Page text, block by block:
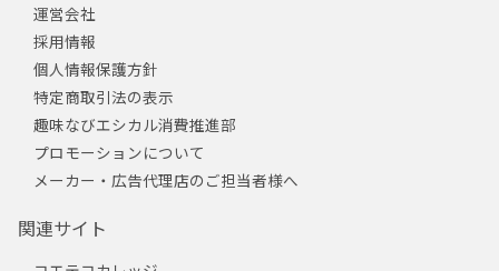
運営会社
採用情報
個人情報保護方針
特定商取引法の表示
趣味なびエシカル消費推進部
プロモーションについて
メーカー・広告代理店のご担当者様へ
関連サイト